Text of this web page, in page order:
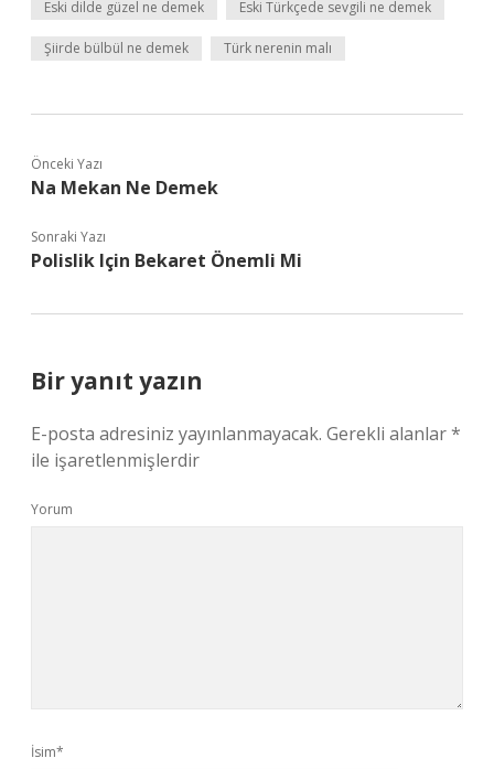
Eski dilde güzel ne demek Eski Türkçede sevgili ne demek
Şiirde bülbül ne demek Türk nerenin malı
Önceki Yazı
Na Mekan Ne Demek
Sonraki Yazı
Polislik Için Bekaret Önemli Mi
Bir yanıt yazın
E-posta adresiniz yayınlanmayacak. Gerekli alanlar*
ile işaretlenmişlerdir
Yorum
İsim*